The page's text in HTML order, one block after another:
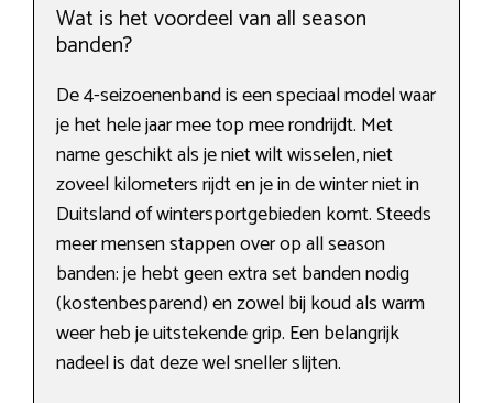
Wat is het voordeel van all season
banden?
De 4-seizoenenband is een speciaal model waar
je het hele jaar mee top mee rondrijdt. Met
name geschikt als je niet wilt wisselen, niet
zoveel kilometers rijdt en je in de winter niet in
Duitsland of wintersportgebieden komt. Steeds
meer mensen stappen over op all season
banden: je hebt geen extra set banden nodig
(kostenbesparend) en zowel bij koud als warm
weer heb je uitstekende grip. Een belangrijk
nadeel is dat deze wel sneller slijten.